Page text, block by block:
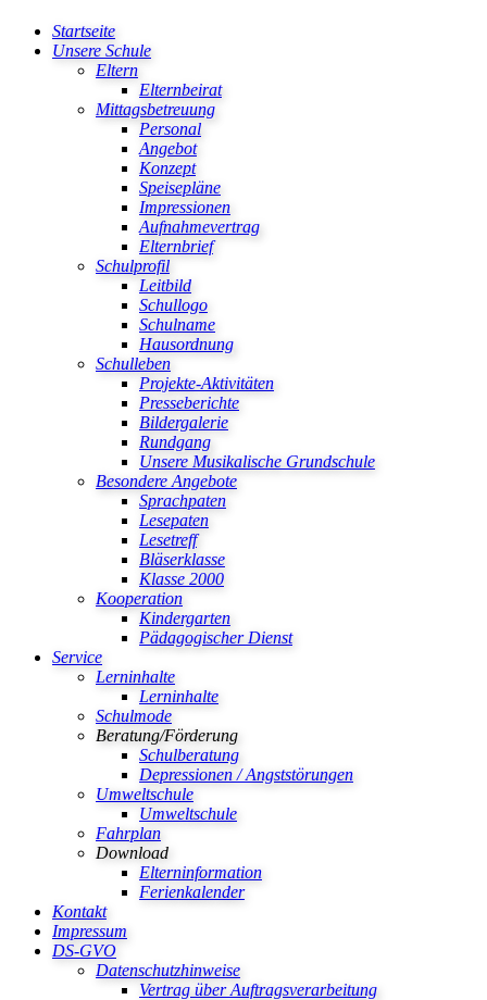
Startseite
Unsere Schule
Eltern
Elternbeirat
Mittagsbetreuung
Personal
Angebot
Konzept
Speisepläne
Impressionen
Aufnahmevertrag
Elternbrief
Schulprofil
Leitbild
Schullogo
Schulname
Hausordnung
Schulleben
Projekte-Aktivitäten
Presseberichte
Bildergalerie
Rundgang
Unsere Musikalische Grundschule
Besondere Angebote
Sprachpaten
Lesepaten
Lesetreff
Bläserklasse
Klasse 2000
Kooperation
Kindergarten
Pädagogischer Dienst
Service
Lerninhalte
Lerninhalte
Schulmode
Beratung/Förderung
Schulberatung
Depressionen / Angststörungen
Umweltschule
Umweltschule
Fahrplan
Download
Elterninformation
Ferienkalender
Kontakt
Impressum
DS-GVO
Datenschutzhinweise
Vertrag über Auftragsverarbeitung